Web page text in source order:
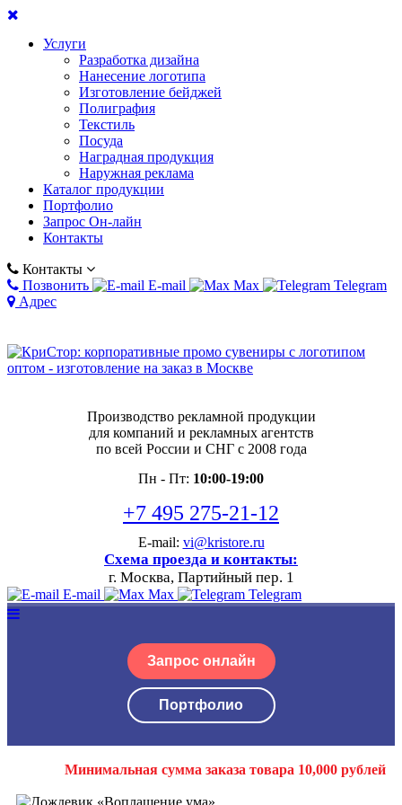
Услуги
Разработка дизайна
Нанесение логотипа
Изготовление бейджей
Полиграфия
Текстиль
Посуда
Наградная продукция
Наружная реклама
Каталог продукции
Портфолио
Запрос Он-лайн
Контакты
Контакты
Позвонить
E-mail Max
Telegram
Адрес
Производство рекламной продукции
для компаний и рекламных агентств
по всей России и СНГ с 2008 года
Пн - Пт: 10:00-19:00
+7 495 275-21-12
E-mail: vi@kristore.ru
Схема проезда и контакты:
г. Москва, Партийный пер. 1
E-mail Max Telegram
Запрос онлайн
Портфолио
Минимальная сумма заказа товара 10,000 рублей